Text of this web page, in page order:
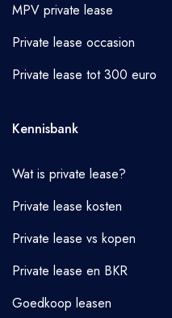
MPV private lease
Private lease occasion
Private lease tot 300 euro
Kennisbank
Wat is private lease?
Private lease kosten
Private lease vs kopen
Private lease en BKR
Goedkoop leasen